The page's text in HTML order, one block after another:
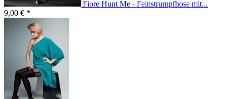
Fiore Hunt Me - Feinstrumpfhose mit...
9,00 € *